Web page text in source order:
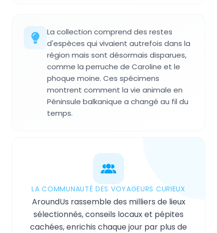
La collection comprend des restes
d'espèces qui vivaient autrefois dans la
région mais sont désormais disparues,
comme la perruche de Caroline et le
phoque moine. Ces spécimens
montrent comment la vie animale en
Péninsule balkanique a changé au fil du
temps.
LA COMMUNAUTÉ DES VOYAGEURS CURIEUX
AroundUs rassemble des milliers de lieux
sélectionnés, conseils locaux et pépites
cachées, enrichis chaque jour par plus de